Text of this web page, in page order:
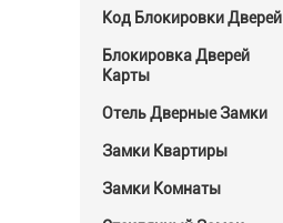
Код Блокировки Дверей
Блокировка Дверей
Карты
Отель Дверные Замки
Замки Квартиры
Замки Комнаты